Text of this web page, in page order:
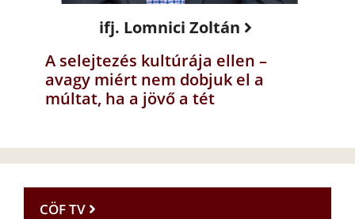
ifj. Lomnici Zoltán
A selejtezés kultúrája ellen –
avagy miért nem dobjuk el a
múltat, ha a jövő a tét
CÖF TV